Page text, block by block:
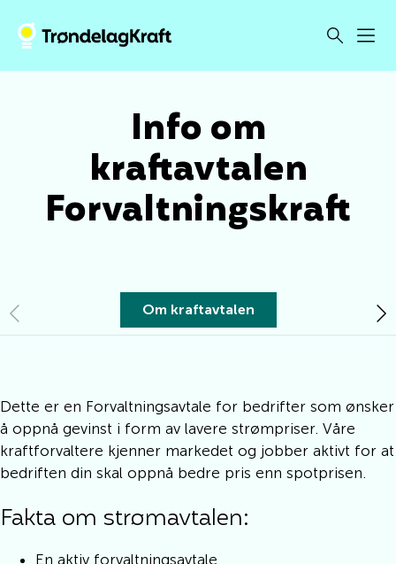
Info om
kraftavtalen
Forvaltningskraft
Om kraftavtalen
Dette er en Forvaltningsavtale for bedrifter som ønsker
å oppnå gevinst i form av lavere strømpriser. Våre
kraftforvaltere kjenner markedet og jobber aktivt for at
bedriften din skal oppnå bedre pris enn spotprisen.
Fakta om strømavtalen:
En aktiv forvaltningsavtale